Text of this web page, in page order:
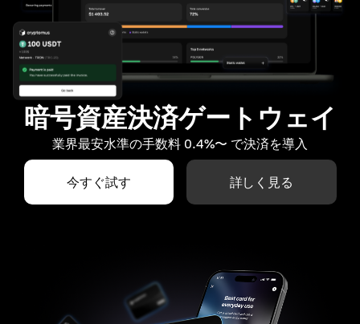
暗号資産決済ゲートウェイ
業界最安水準の手数料 0.4%〜 で決済を導入
今すぐ試す 詳しく見る